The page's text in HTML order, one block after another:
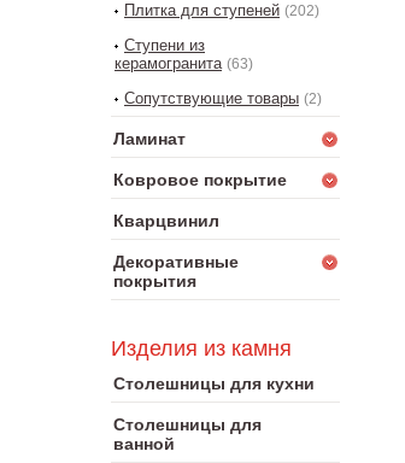
Плитка для ступеней (202)
Ступени из
керамогранита (63)
Сопутствующие товары (2)
Ламинат
Ковровое покрытие
Кварцвинил
Декоративные
покрытия
Изделия из камня
Столешницы для кухни
Столешницы для
ванной